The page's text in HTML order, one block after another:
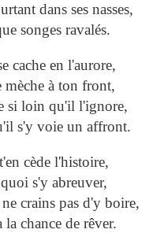
dans ses nasses,
songes ravalés.
cache en l'aurore,
mèche à ton front,
si loin qu'il l'ignore,
s'y voie un affront.
cède l'histoire,
s'y abreuver,
crains pas d'y boire,
chance de rêver.